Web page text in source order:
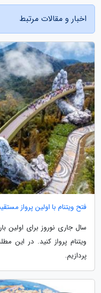
اخبار و مقالات مرتبط
فتح ویتنام با اولین پرواز
سال جاری نوروز برای اولین
ویتنام پرواز کنید. در این
پردازیم.